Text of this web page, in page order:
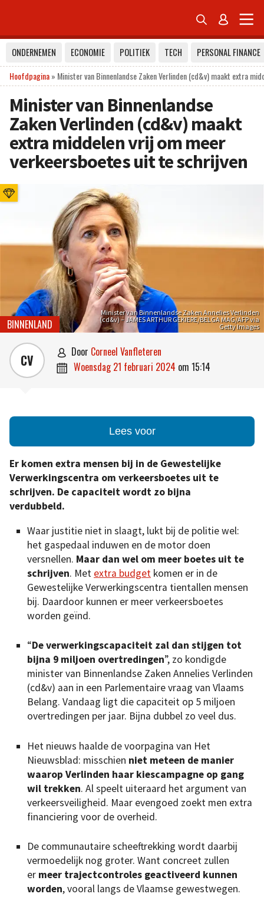
 
ONDERNEMEN ECONOMIE POLITIEK TECH
PERSONAL FINANCE
Hoofdpagina» Minister van Binnenlandse Zaken Verlinden (cd&v) maakt extra
Minister van Binnenlandse
Zaken Verlinden (cd&v) maakt
extra middelen vrij om meer
verkeersboetes uit te schrijven
Minister van Binnenlandse Zaken Annelies Verlinden
(cd&v) – JAMES ARTHUR GEKIERE/BELGA MAG/AFP via
Getty Images
BINNENLAND
CV  door Corneel Vanfleteren
 woensdag 21 februari 2024 om 15:14
Lees voor
Er komen extra mensen bij in de Gewestelijke
Verwerkingscentra om verkeersboetes uit te
schrijven. De capaciteit wordt zo bijna
verdubbeld.
Waar justitie niet in slaagt, lukt bij de politie wel:
het gaspedaal induwen en de motor doen
versnellen. Maar dan wel om meer boetes uit te
schrijven. Met extra budget komen er in de
Gewestelijke Verwerkingscentra tientallen mensen
bij. Daardoor kunnen er meer verkeersboetes
worden geïnd.
“De verwerkingscapaciteit zal dan stijgen tot
bijna 9 miljoen overtredingen”, zo kondigde
minister van Binnenlandse Zaken Annelies Verlinden
(cd&v) aan in een Parlementaire vraag van Vlaams
Belang. Vandaag ligt die capaciteit op 5 miljoen
overtredingen per jaar. Bijna dubbel zo veel dus.
Het nieuws haalde de voorpagina van Het
Nieuwsblad: misschien niet meteen de manier
waarop Verlinden haar kiescampagne op gang
wil trekken. Al speelt uiteraard het argument van
verkeersveiligheid. Maar evengoed zoekt men extra
financiering voor de overheid.
De communautaire scheeftrekking wordt daarbij
vermoedelijk nog groter. Want concreet zullen
er meer trajectcontroles geactiveerd kunnen
worden, vooral langs de Vlaamse gewestwegen.